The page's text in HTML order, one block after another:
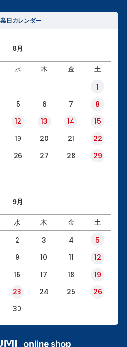
日カレンダー
8月
水 木 金 土
1
5 6 7
8
12 13 14
15
19 20 21
22
26 27 28
29
9月
水 木 金 土
2 3 4
5
9 10 11
12
16 17 18
19
23 24 25
26
30